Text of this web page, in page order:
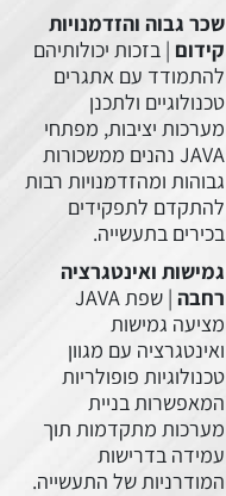
שכר גבוה והזדמנויות
קידום | בזכות יכולותיהם
להתמודד עם אתגרים
טכנולוגיים ולתכנן
מערכות יציבות, מפתחי
JAVA נהנים ממשכורות
גבוהות ומהזדמנויות רבות
להתקדם לתפקידים
בכירים בתעשייה.
גמישות ואינטגרציה
רחבה
| שפת JAVA
מציעה גמישות
ואינטגרציה עם מגוון
טכנולוגיות פופולריות
המאפשרות בניית
מערכות מתקדמות תוך
עמידה בדרישות
המודרניות של התעשייה.